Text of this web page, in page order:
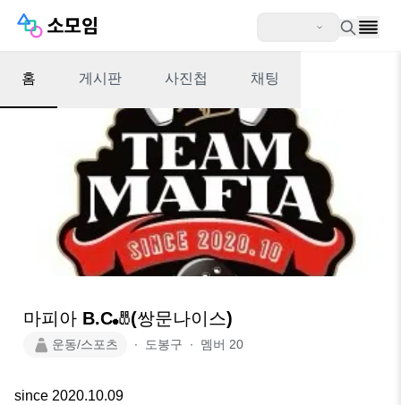
홈 게시판 사진첩 채팅
마피아 B.C🎳(쌍문나이스)
운동/스포츠 ∙ 도봉구 ∙ 멤버 20
since 2020.10.09